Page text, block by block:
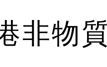
非物